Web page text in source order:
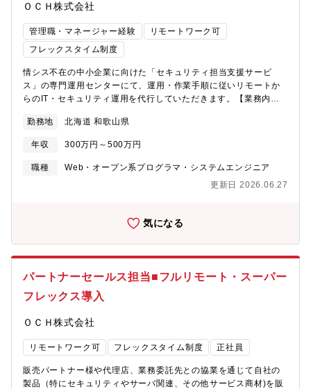
画、実施（オンライン／対面）・提案資料、FAQ、営業トークス
ンペーン等の販促について策定■ 共同案件推進・提案支援 ・代理
店パートナー様との同行営業 ・セキュリティ診断等を用いた際の
機器の選定および提案、エンドユーザーの課題ヒアリング ・技術
部門と連携した構成検討および提案書作成支援 ・導入後のフォロ
ーアップと横展開提案■ 市場フィードバックと商品改善提案・競
合情報、市場ニーズの収集・代理店パートナー様からの改善要望
商材例】・セキュリティ製品（UTM、エンドポイントセキュリテ
ィ）・サーバー／ストレージ（NASアプライアンス等）・クラウ
企業の販売№.1とのパートナーシップ・某大手公共施設のインフ
ラ監視・某大手大規模インフラ構築運用【業務環境】●使用デバイ
ス ・PCやスマートフォン、タブレットといった業務上必要とな
Googlemeet、自社開発グループウェアといったオンラインコミ
ュニケーションが中心●営業支援 ・出張手当（5,000円/日 移動
のみも支給）●キャリアアップ支援 ・資格取得補助及び奨励金制
度 ・資格所持手当あり【やりがい・魅力】既存の大規模代理店
パートナー様の担当としてお客様へIT商材の販売支援を行ってい
ただきます。大手企業・公共案件など影響力の大きいプロジェク
トに関われる、既存の強力な代理店パートナー様基盤を活かした
店パートナー様の同行営業や製品勉強会がメインとなります。パ
ートナーセールスとしては通常のセールス職以上に、商材選定や
販売戦略にも関与でき、営業の裁量が大きいので、高度な営業
きなやりがいの一つです。また、代理店パートナー様との関係を
ＯＣＨ株式会社
管理職・マネージャー経験
リモートワーク可
フレックスタイム制度
情シス不在の中小企業に向けた「セキュリティ担当支援サービ
ス」の専門運用センターにて、運用・作業手順に従いリモートか
らのIT・セキュリティ運用を代行していただきます。【業務内
ルを用いたパッチ運用、資産管理、およびEDR・UTM（ファイア
ウォール、Wi-Fi、VPN等）の運用・保守・アラート監視・ヘルプ
デスク・トラブル対応： 異常検知時の一次対応・端末隔離や、
顧客からのPC・ネットワークに関する問い合わせ（電話・メー
ネットワーク脆弱性診断の実施と、客観的なデータに基づくセキ
ノベーション）： 業務の属人化を防ぐための運用回りの仕組み
作り、既存業務のDX化（業務効率改善）、マニュアルや社内シス
テム構成図の作成支援【募集背景】新サービスリリースに伴うメ
ンバ増員【業務環境】自社システム、Airtable、Google
Workspace、Slack、外部管理システム、外部SaaSサービス【魅
力・遣り甲斐】・マニュアル運用からスタートし、情報セキュリ
ティの頼れる「ガードマン」へ成長できます。 最初は手順書や
くため、セキュリティ専任としての経験がなくても安心です。
ゆくは異常にいち早く気づき、お客様のシステムを守り抜く「ガ
境です。・中小企業の「最後の砦」としての高い社会的意義 「情
勤務地 北海道 和歌山県
年収 300万円～500万円
職種
Web・オープン系プログラマ・システムエンジニア
更新日 2026.06.27
気になる
パートナーセールス担当■フルリモート・スーパー
フレックス導入
ＯＣＨ株式会社
リモートワーク可 フレックスタイム制度 正社員
販売パートナー様や代理店、業務委託先との協業を通じて自社の
製品（特にセキュリティやサーバ関連、その他サービス商材)を販